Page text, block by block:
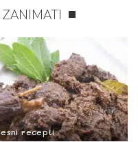
recepti